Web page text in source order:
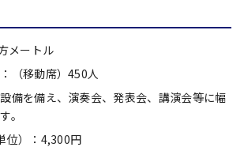
メートル
（移動席）450人
備を備え、演奏会、発表会、講演会等に幅
。
位）：4,300円